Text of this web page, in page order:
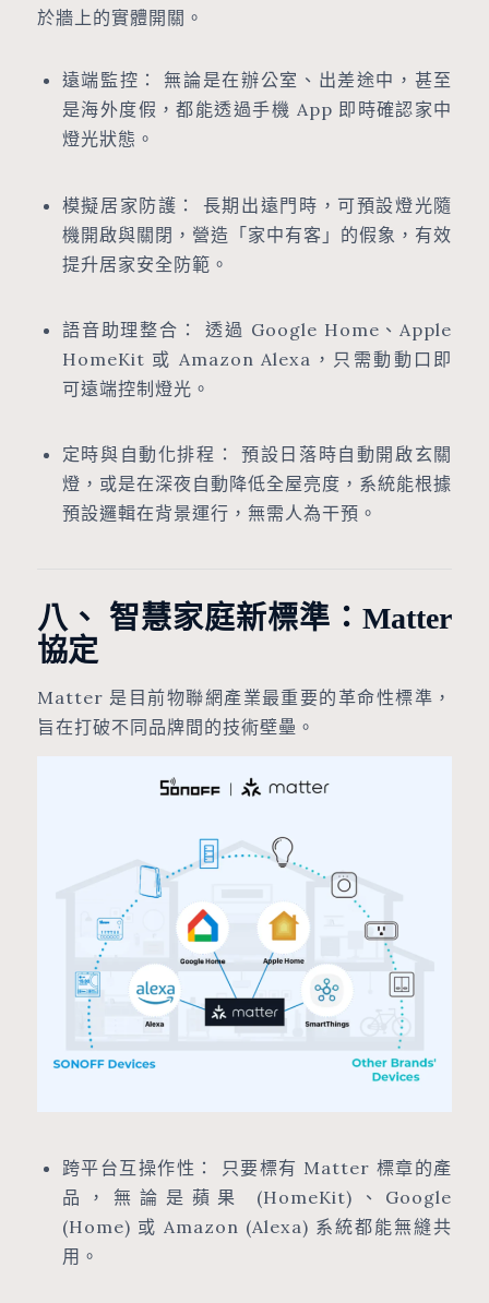
於牆上的實體開關。
遠端監控： 無論是在辦公室、出差途中，甚至
是海外度假，都能透過手機 App 即時確認家中
燈光狀態。
模擬居家防護： 長期出遠門時，可預設燈光隨
機開啟與關閉，營造「家中有客」的假象，有效
提升居家安全防範。
語音助理整合： 透過 Google Home、Apple
HomeKit 或 Amazon Alexa，只需動動口即
可遠端控制燈光。
定時與自動化排程： 預設日落時自動開啟玄關
燈，或是在深夜自動降低全屋亮度，系統能根據
預設邏輯在背景運行，無需人為干預。
八、 智慧家庭新標準：Matter
協定
Matter 是目前物聯網產業最重要的革命性標準，
旨在打破不同品牌間的技術壁壘。
跨平台互操作性： 只要標有 Matter 標章的產
品，無論是蘋果 (HomeKit)、Google
(Home) 或 Amazon (Alexa) 系統都能無縫共
用。